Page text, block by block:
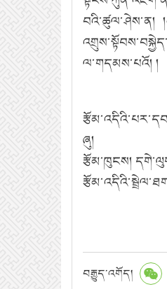
བའི་ཚུལ་ཤེས་ན།
ལ་གདམས་པའོ། །
ཞུ།
རྩོམ་ཁུངས།
རྩོམ་འདིའི་སྦྲེལ་ཐག
བརྒྱུད་འགོད།